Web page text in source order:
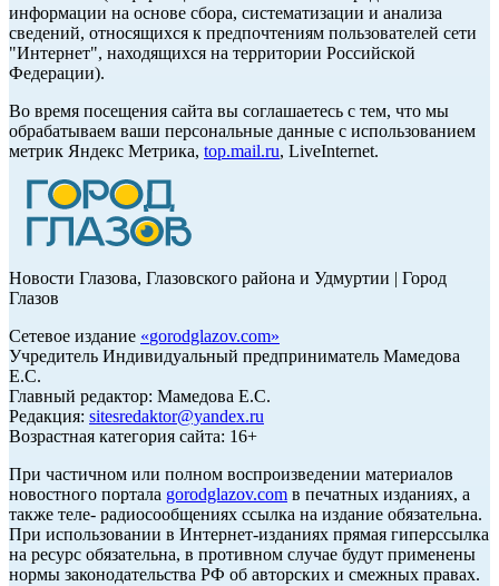
информации на основе сбора, систематизации и анализа
сведений, относящихся к предпочтениям пользователей сети
"Интернет", находящихся на территории Российской
Федерации).
Во время посещения сайта вы соглашаетесь с тем, что мы
обрабатываем ваши персональные данные с использованием
метрик Яндекс Метрика, top.mail.ru, LiveInternet.
Новости Глазова, Глазовского района и Удмуртии | Город
Глазов
Сетевое издание «gorodglazov.com»
Учредитель Индивидуальный предприниматель Мамедова
Е.С.
Главный редактор: Мамедова Е.С.
Редакция: sitesredaktor@yandex.ru
Возрастная категория сайта: 16+
При частичном или полном воспроизведении материалов
новостного портала gorodglazov.com в печатных изданиях, а
также теле- радиосообщениях ссылка на издание обязательна.
При использовании в Интернет-изданиях прямая гиперссылка
на ресурс обязательна, в противном случае будут применены
нормы законодательства РФ об авторских и смежных правах.